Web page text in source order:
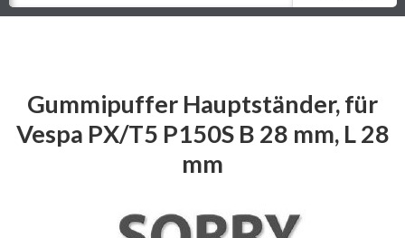
Gummipuffer Hauptständer, für
Vespa PX/T5 P150S B 28 mm, L 28
mm